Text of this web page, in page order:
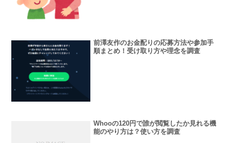
前澤友作のお金配りの応募方法や参加手
順まとめ！受け取り方や理念を調査
Whooの120円で誰が閲覧したか見れる機
能のやり方は？使い方を調査